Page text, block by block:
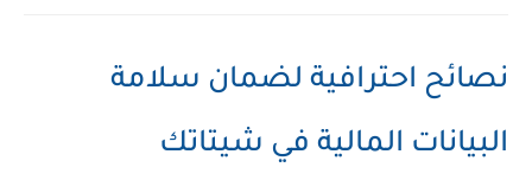
نصائح احترافية لضمان سلامة
البيانات المالية في شيتاتك